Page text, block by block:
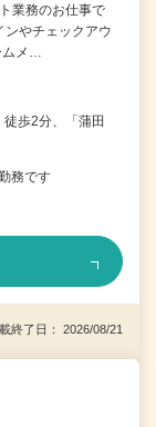
業務のお仕事で
ンやチェックアウ
メ…
歩2分、「蒲田
務です
了日： 2026/08/21